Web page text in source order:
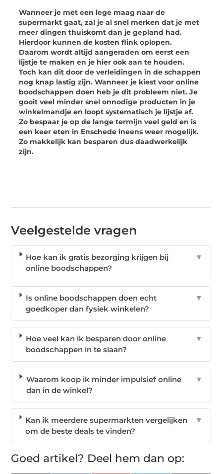
Wanneer je met een lege maag naar de
supermarkt gaat, zal je al snel merken dat je met
meer dingen thuiskomt dan je gepland had.
Hierdoor kunnen de kosten flink oplopen.
Daarom wordt altijd aangeraden om eerst een
lijstje te maken en je hier ook aan te houden.
Toch kan dit door de verleidingen in de schappen
nog knap lastig zijn. Wanneer je kiest voor online
boodschappen doen heb je dit probleem niet. Je
gooit veel minder snel onnodige producten in je
winkelmandje en loopt systematisch je lijstje af.
Zo bespaar je op de lange termijn veel geld en is
een keer eten in Enschede ineens weer mogelijk.
Zo makkelijk kan besparen dus daadwerkelijk
zijn.
Veelgestelde vragen
Hoe kan ik gratis bezorging krijgen bij
online boodschappen?
▼
Is online boodschappen doen echt
goedkoper dan fysiek winkelen?
▼
Hoe veel kan ik besparen door online
boodschappen in te slaan?
▼
Waarom koop ik minder impulsief online
dan in de winkel?
▼
Kan ik meerdere supermarkten vergelijken
om de beste deals te vinden?
▼
Goed artikel? Deel hem dan op: